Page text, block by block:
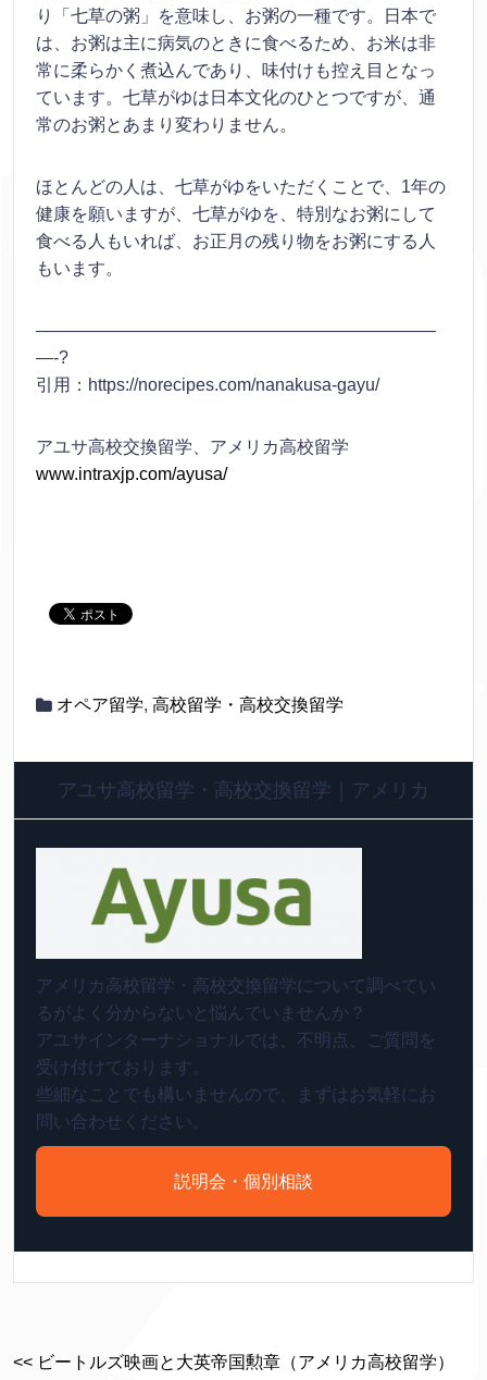
り「七草の粥」を意味し、お粥の一種です。日本で
は、お粥は主に病気のときに食べるため、お米は非
常に柔らかく煮込んであり、味付けも控え目となっ
ています。七草がゆは日本文化のひとつですが、通
常のお粥とあまり変わりません。
ほとんどの人は、七草がゆをいただくことで、1年の
健康を願いますが、七草がゆを、特別なお粥にして
食べる人もいれば、お正月の残り物をお粥にする人
もいます。
———————————————————————
—-?
引用：https://norecipes.com/nanakusa-gayu/
アユサ高校交換留学、アメリカ高校留学
www.intraxjp.com/ayusa/
オペア留学, 高校留学・高校交換留学
アユサ高校留学・高校交換留学｜アメリカ
アメリカ高校留学・高校交換留学について調べてい
るがよく分からないと悩んでいませんか？
アユサインターナショナルでは、不明点、ご質問を
受け付けております。
些細なことでも構いませんので、まずはお気軽にお
問い合わせください。
説明会・個別相談
<< ビートルズ映画と大英帝国勲章（アメリカ高校留学）